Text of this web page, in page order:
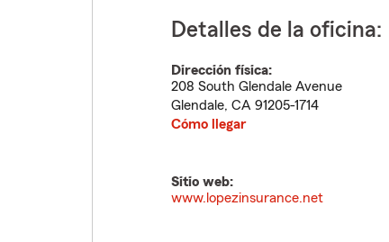
Detalles de la oficina:
Dirección física:
208 South Glendale Avenue
Glendale, CA 91205-1714
Cómo llegar
Sitio web:
www.lopezinsurance.net